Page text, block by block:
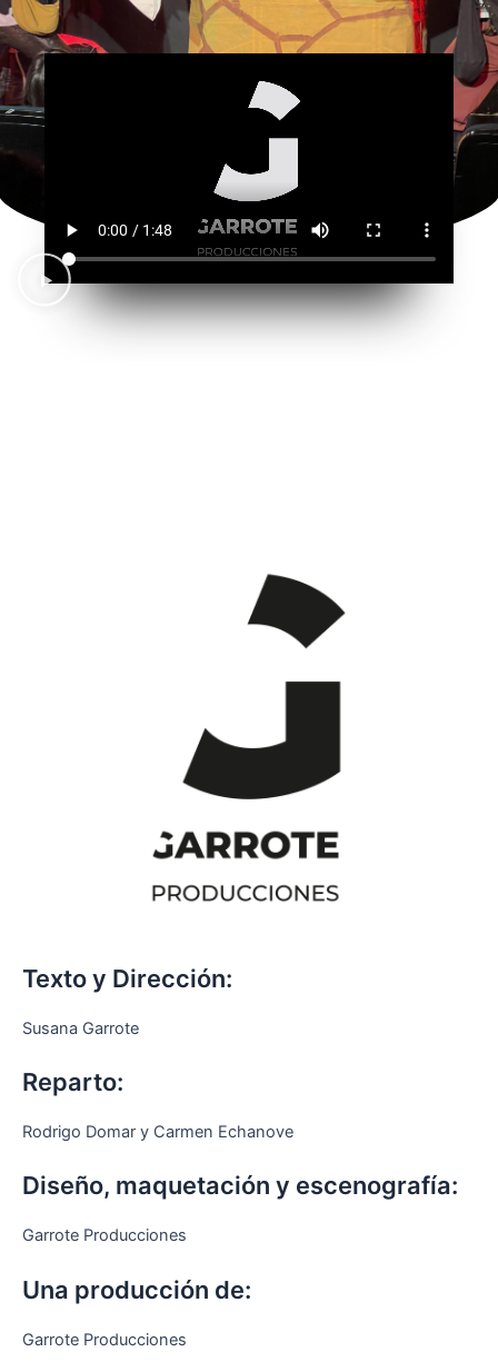
Texto y Dirección:
Susana Garrote
Reparto:
Rodrigo Domar y Carmen Echanove
Diseño, maquetación y escenografía:
Garrote Producciones
Una producción de:
Garrote Producciones